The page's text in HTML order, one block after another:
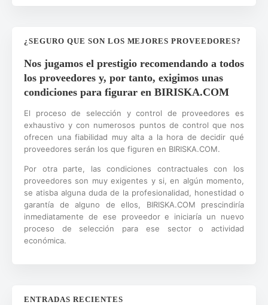
¿SEGURO QUE SON LOS MEJORES PROVEEDORES?
Nos jugamos el prestigio recomendando a todos
los proveedores y, por tanto, exigimos unas
condiciones para figurar en BIRISKA.COM
El proceso de selección y control de proveedores es
exhaustivo y con numerosos puntos de control que nos
ofrecen una fiabilidad muy alta a la hora de decidir qué
proveedores serán los que figuren en BIRISKA.COM.
Por otra parte, las condiciones contractuales con los
proveedores son muy exigentes y si, en algún momento,
se atisba alguna duda de la profesionalidad, honestidad o
garantía de alguno de ellos, BIRISKA.COM prescindiría
inmediatamente de ese proveedor e iniciaría un nuevo
proceso de selección para ese sector o actividad
económica.
ENTRADAS RECIENTES